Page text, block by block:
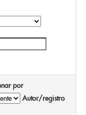
por
Autor/registro